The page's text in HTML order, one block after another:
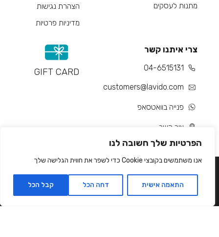
הפרטיות שלך חשובה לנו
אנו משתמשים בקובצי Cookie כדי לשפר את חווית הגלישה שלך
התאמה אישית דחה הכל קבל הכל
מתנות לעסקים
הצהרת נגישות
מדיניות פרטיות
צרי איתנו קשר
04-6515131
customers@lavido.com
פנייה בוואטסאפ
צור קשר
GIFT CARD
Developed by Matat Technologies ltd